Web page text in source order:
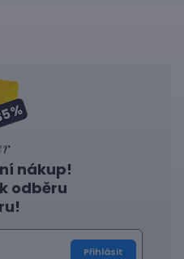
nákup!
odběru
Přihlásit